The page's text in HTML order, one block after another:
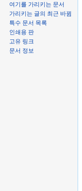
여기를 가리키는 문서
가리키는 글의 최근 바뀜
특수 문서 목록
인쇄용 판
고유 링크
문서 정보